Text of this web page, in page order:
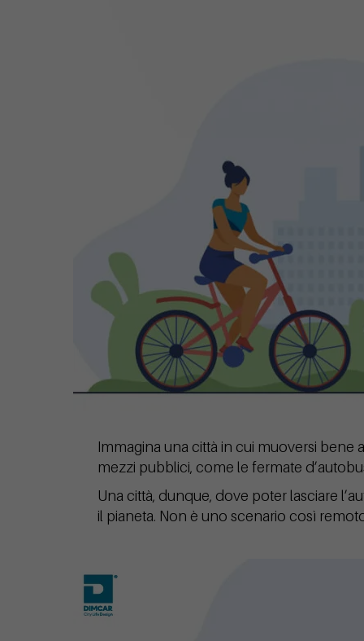
Immagina una città in cui muoversi
mezzi pubblici, come le fermate
Una città, dunque, dove poter lasciare
il pianeta. Non è uno scenario così